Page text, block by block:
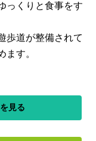
っくりと食事をす
歩道が整備されて
ます。
見る